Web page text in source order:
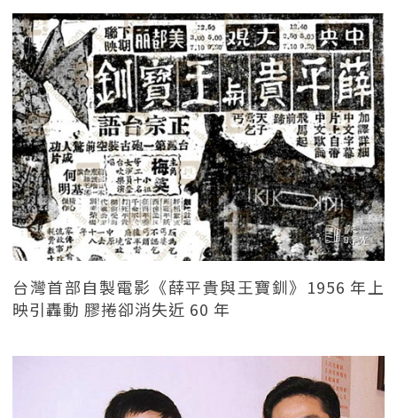
台灣首部自製電影《薛平貴與王寶釧》1956 年上
映引轟動 膠捲卻消失近 60 年